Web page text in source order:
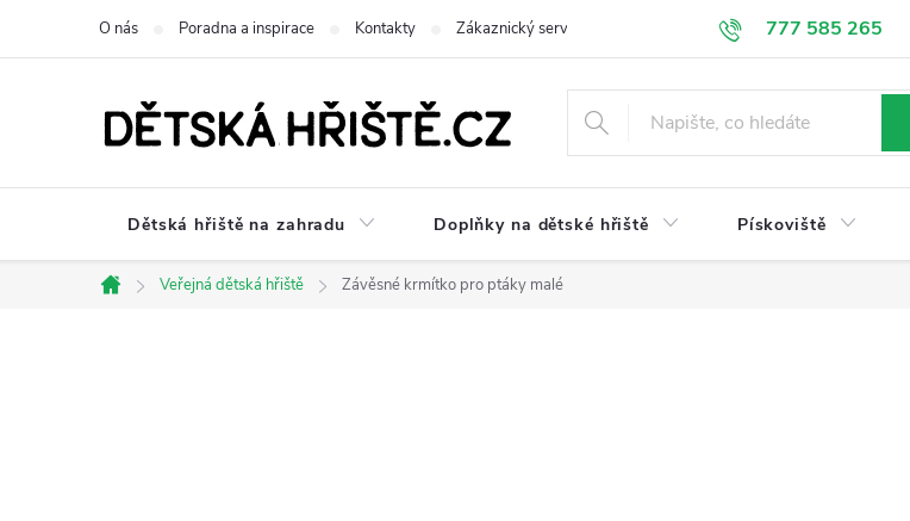
777 585 265
O nás Poradna a inspirace Kontakty Zákaznický servis Doprava a platba Obchodní podmínky
Dětská hřiště na zahradu Doplňky na dětské hřiště Pískoviště
Domů
Veřejná dětská hřiště Závěsné krmítko pro ptáky malé